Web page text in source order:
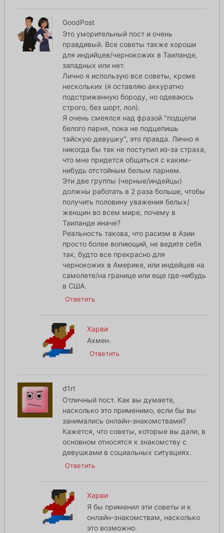
GoodPost
Это уморительный пост и очень
правдивый. Все советы также хороши
для индийцев/чернокожих в Таиланде,
западных или нет.
Лично я использую все советы, кроме
нескольких (я оставляю аккуратно
подстриженную бороду, но одеваюсь
строго, без шорт, лол).
Я очень смеялся над фразой "подцепи
белого парня, пока не подцепишь
тайскую девушку", это правда. Лично я
никогда бы так не поступил из-за страха,
что мне придется общаться с каким-
нибудь отстойным белым парнем.
Эти две группы (черные/индейцы)
должны работать в 2 раза больше, чтобы
получить половину уважения белых/
женщин во всем мире, почему в
Таиланде иначе?
Реальность такова, что расизм в Азии
просто более вопиющий, не ведите себя
так, будто все прекрасно для
чернокожих в Америке, или индейцев на
самолете/на границе или еще где-нибудь
в США.
Ответить
Харви
Ахмен.
Ответить
d1rt
Отличный пост. Как вы думаете,
насколько это применимо, если бы вы
занимались онлайн-знакомствами?
Кажется, что советы, которые вы дали, в
основном относятся к знакомству с
девушками в социальных ситуациях.
Ответить
Харви
Я бы применил эти советы и к
онлайн-знакомствам, насколько
это возможно.